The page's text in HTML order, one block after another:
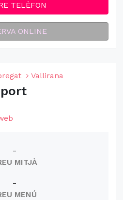
TELÈFON
ONLINE
Vallirana
-
MITJÀ
-
MENÚ